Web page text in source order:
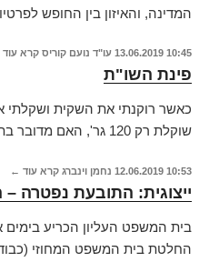
המדינה, והאיזון בין החופש
13.06.2019 10:45 עו"ד נועם קוריס קרא
פינת השו"ת
כאשר רוקנתי את השקית ושקלתי
שוקלת רק 120 גר', האם מדובר בתואנה לתביעה ייצוגית?
12.06.2019 10:53 נחמן וינברג קרא עוד ←
ייצוגית: התובעת נפטרה –
בית המשפט העליון הכריע
החלטת בית המשפט המחוזי